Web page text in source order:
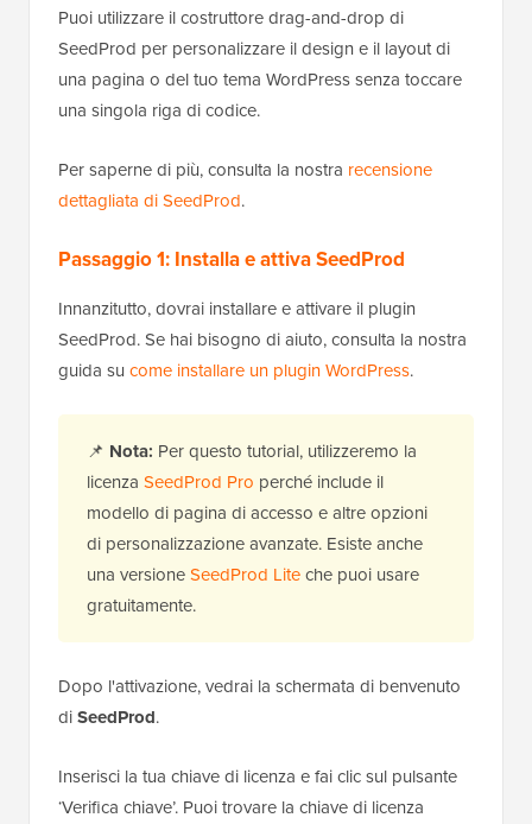
Puoi utilizzare il costruttore drag-and-drop di
SeedProd per personalizzare il design e il layout di
una pagina o del tuo tema WordPress senza toccare
una singola riga di codice.
Per saperne di più, consulta la nostra recensione
dettagliata di SeedProd.
Passaggio 1: Installa e attiva SeedProd
Innanzitutto, dovrai installare e attivare il plugin
SeedProd. Se hai bisogno di aiuto, consulta la nostra
guida su come installare un plugin WordPress.
📌 Nota: Per questo tutorial, utilizzeremo la
licenza SeedProd Pro perché include il
modello di pagina di accesso e altre opzioni
di personalizzazione avanzate. Esiste anche
una versioneSeedProd Liteche puoi usare
gratuitamente.
Dopo l'attivazione, vedrai la schermata di benvenuto
diSeedProd.
Inserisci la tua chiave di licenza e fai clic sul pulsante
‘Verifica chiave’. Puoi trovare la chiave di licenza